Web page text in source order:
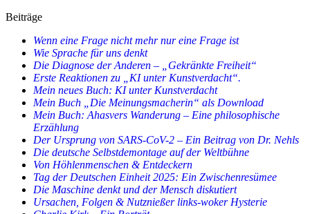
unter
Kunstverdacht
Beiträge
Wenn eine Frage nicht mehr nur eine Frage ist
Wie Sprache für uns denkt
Die Diagnose der Anderen – „Gekränkte Freiheit“
Erste Reaktionen zu „KI unter Kunstverdacht“.
Mein neues Buch: KI unter Kunstverdacht
Mein Buch „Die Meinungsmacherin“ als Download
Mein Buch: Ahasvers Wanderung – Eine philosophische
Erzählung
Der Ursprung von SARS-CoV-2 – Ein Beitrag von Dr. Nehls
Die deutsche Selbstdemontage auf der Weltbühne
Von Höhlenmenschen & Entdeckern
Tag der Deutschen Einheit 2025: Ein Zwischenresümee
Die Maschine denkt und der Mensch diskutiert
Ursachen, Folgen & Nutznießer links-woker Hysterie